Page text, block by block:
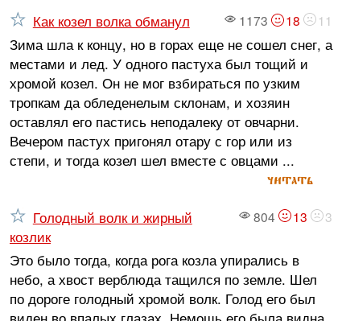
1173 18 11
Как козел волка обманул
Зима шла к концу, но в горах еще не сошел снег, а
местами и лед. У одного пастуха был тощий и
хромой козел. Он не мог взбираться по узким
тропкам да обледенелым склонам, и хозяин
оставлял его пастись неподалеку от овчарни.
Вечером пастух пригонял отару с гор или из
степи, и тогда козел шел вместе с овцами ...
читать
804 13 3
Голодный волк и жирный
козлик
Это было тогда, когда рога козла упирались в
небо, а хвост верблюда тащился по земле. Шел
по дороге голодный хромой волк. Голод его был